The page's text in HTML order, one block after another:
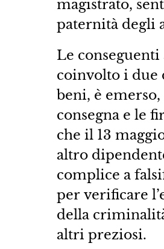
magistrato,
paternità degli
Le
coinvolto i due
beni, è
consegna e le
che il 13
altro
complice a
per verificare
della
altri preziosi.